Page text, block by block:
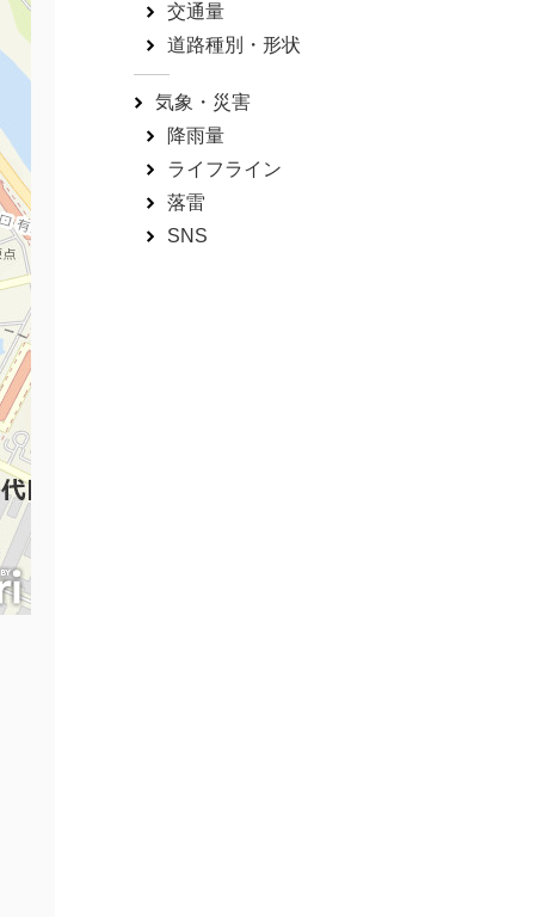
交通量
道路種別・形状
気象・災害
降雨量
ライフライン
落雷
SNS